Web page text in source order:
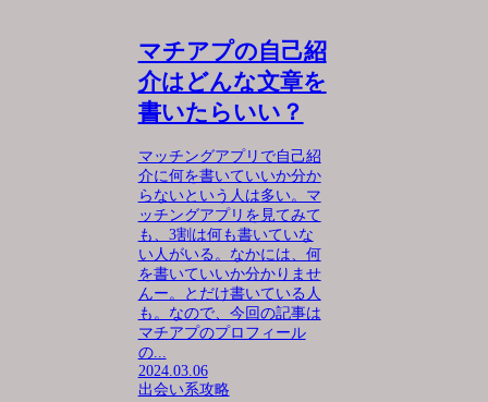
マチアプの自己紹
介はどんな文章を
書いたらいい？
マッチングアプリで自己紹
介に何を書いていいか分か
らないという人は多い。マ
ッチングアプリを見てみて
も、3割は何も書いていな
い人がいる。なかには、何
を書いていいか分かりませ
んー。とだけ書いている人
も。なので、今回の記事は
マチアプのプロフィール
の...
2024.03.06
出会い系攻略